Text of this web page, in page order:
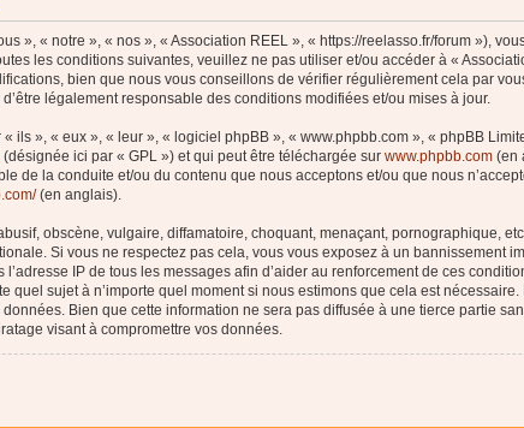
», « notre », « nos », « Association REEL », « https://reelasso.fr/forum »),
les conditions suivantes, veuillez ne pas utiliser et/ou accéder à «
bien que nous vous conseillons de vérifier régulièrement cela par
légalement responsable des conditions modifiées et/ou mises à jour.
ils », « eux », « leur », « logiciel phpBB », « www.phpbb.com », « phpBB
(désignée ici par « GPL ») et qui peut être téléchargée sur www.phpbb.com (en
de la conduite et/ou du contenu que nous acceptons et/ou que nous
(en anglais).
obscène, vulgaire, diffamatoire, choquant, menaçant, pornographique,
Si vous ne respectez pas cela, vous vous exposez à un bannissement
IP de tous les messages afin d’aider au renforcement de ces
quel sujet à n’importe quel moment si nous estimons que cela est
Bien que cette information ne sera pas diffusée à une tierce partie
visant à compromettre vos données.